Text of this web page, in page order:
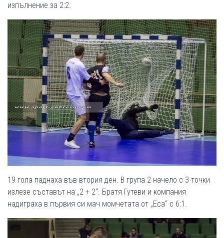
изпълнение за 2:2.
19 гола паднаха във втория ден. В група 2 начело с 3 точки
излезе съставът на „2 + 2“. Братя Гутеви и компания
надиграха в първия си мач момчетата от „Еса“ с 6:1.